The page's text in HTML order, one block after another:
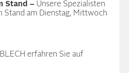
Stand – Unsere Spezialisten
Stand am Dienstag, Mittwoch
erfahren Sie auf